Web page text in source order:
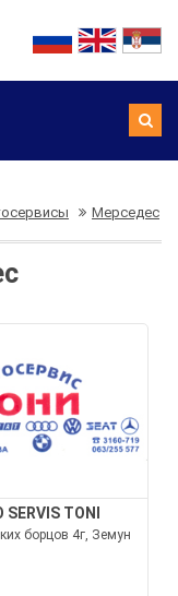
Мерседес
SERVIS TONI
борцов 4г, Земун